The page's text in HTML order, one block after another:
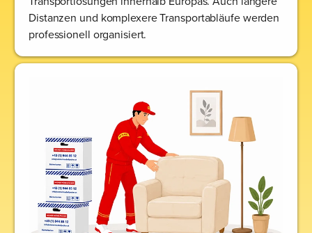
Distanzen und komplexere Transportabläufe werden
professionell organisiert.